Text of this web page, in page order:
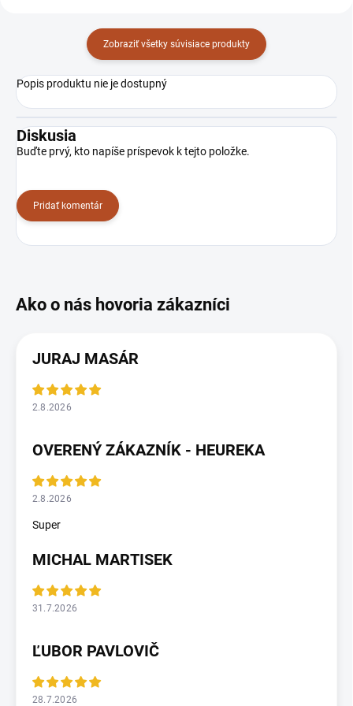
Zobraziť všetky súvisiace produkty
Popis produktu nie je dostupný
Diskusia
Buďte prvý, kto napíše príspevok k tejto položke.
Pridať komentár
JURAJ MASÁR
2.8.2026
OVERENÝ ZÁKAZNÍK - HEUREKA
2.8.2026
Super
MICHAL MARTISEK
31.7.2026
ĽUBOR PAVLOVIČ
28.7.2026